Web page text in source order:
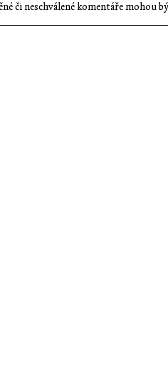
či neschválené komentáře mohou